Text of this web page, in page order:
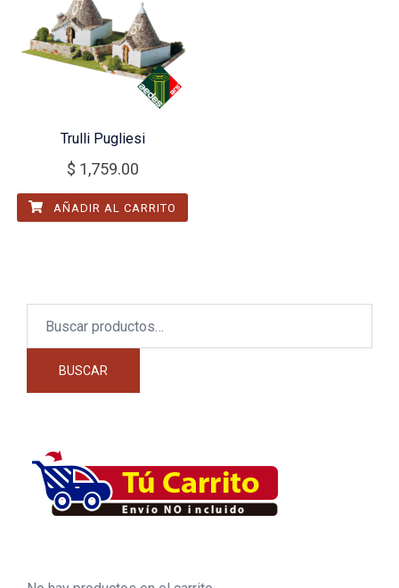
Trulli Pugliesi
$ 1,759.00
AÑADIR AL CARRITO
BUSCAR